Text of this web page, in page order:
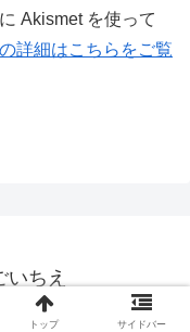
Akismet を使って
詳細はこちらをご覧
ちえ
いちえ.
トップ サイドバー